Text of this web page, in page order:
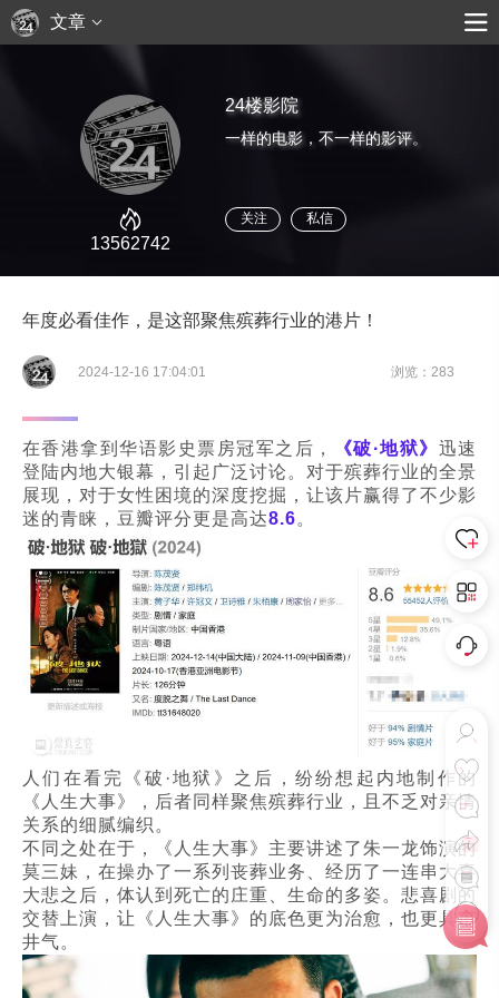
文章
13562742
24楼影院
一样的电影，不一样的影评。
关注 私信
年度必看佳作，是这部聚焦殡葬行业的港片！
2024-12-16 17:04:01 浏览：283
在香港拿到华语影史票房冠军之后， 《破·地狱》 迅速
登陆内地大银幕，引起广泛讨论。对于殡葬行业的全景
展现，对于女性困境的深度挖掘，让该片赢得了不少影
迷的青睐，豆瓣评分更是高达8.6。
人们在看完《破·地狱》之后，纷纷想起内地制作的
《人生大事》，后者同样聚焦殡葬行业，且不乏对亲情
关系的细腻编织。
不同之处在于，《人生大事》主要讲述了朱一龙饰演的
莫三妹，在操办了一系列丧葬业务、经历了一连串大喜
大悲之后，体认到死亡的庄重、生命的多姿。悲喜剧的
交替上演，让《人生大事》的底色更为治愈，也更具市
井气。